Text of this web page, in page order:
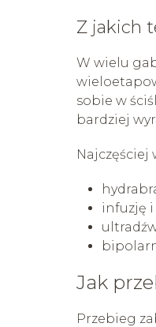
Z jakich
W wielu
sobie w
bardziej
Najczęściej
infuzję i
Jak
Przebieg